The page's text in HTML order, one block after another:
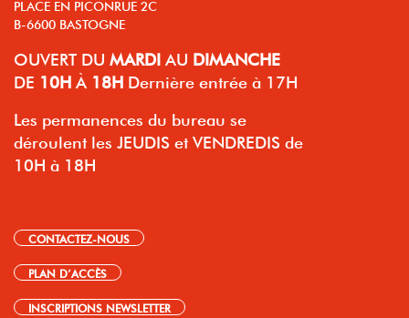
PLACE EN PICONRUE 2C
B-6600 BASTOGNE
OUVERT DU MARDI AU DIMANCHE
DE 10H À 18H Dernière entrée à 17H
Les permanences du bureau se
déroulent les JEUDIS et VENDREDIS de
10H à 18H
CONTACTEZ-NOUS
PLAN D’ACCÈS
INSCRIPTIONS NEWSLETTER